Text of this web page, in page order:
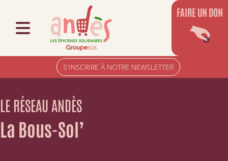
S'INSCRIRE À NOTRE NEWSLETTER
FAIRE UN DON
LE RÉSEAU ANDÈS
La Bous-Sol’